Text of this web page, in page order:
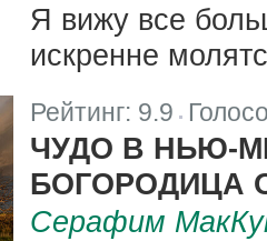
Я вижу все
искренне
Рейтинг: 9.9 |
ЧУДО В НЬЮ-
БОГОРОДИЦА
Серафим